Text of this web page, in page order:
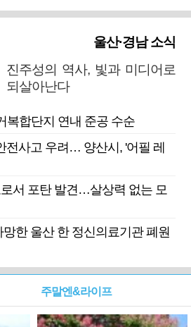
울산·경남 소식
진주성의 역사, 빛과 미디어로
되살아난다
복합단지 연내 준공 수순
전사고 우려… 양산시, '어필 레
서 포탄 발견…살상력 없는 모
한 울산 한 정신의료기관 폐원
주말엔&라이프